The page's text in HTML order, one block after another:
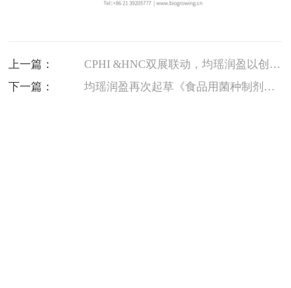
上一篇：
CPHI &HNC双展联动，均瑶润盈以创新技术引领益生菌行业新风尚
下一篇：
均瑶润盈再次起草《食品用菌种制剂》，引领益生菌行业规范化发展